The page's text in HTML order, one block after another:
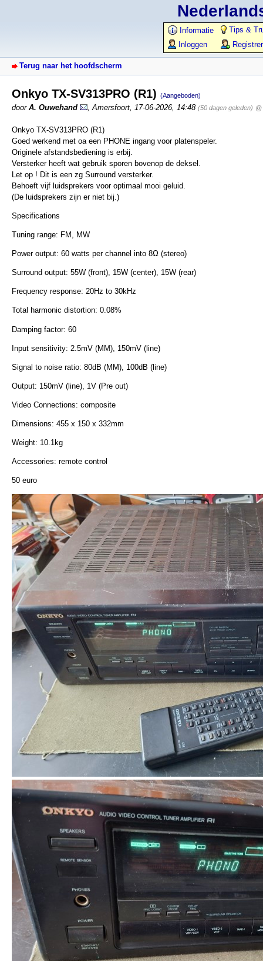
Informatie
Tips &
Inloggen
Terug naar het hoofdscherm
Onkyo TX-SV313PRO (R1) (Aangeboden)
door A. Ouwehand Amersfoort 17-06-2026, 14:48 (50 dagen geleden)
Onkyo TX-SV313PRO (R1)
Goed werkend met oa een PHONE ingang voor platenspeler.
Originele afstandsbediening is erbij.
Versterker heeft wat gebruik sporen bovenop de deksel.
Let op ! Dit is een zg Surround versterker.
Behoeft vijf luidsprekers voor optimaal mooi geluid.
(De luidsprekers zijn er niet bij.)
Specifications
Tuning range: FM, MW
Power output: 60 watts per channel into 8Ω (stereo)
Surround output: 55W (front), 15W (center), 15W (rear)
Frequency response: 20Hz to 30kHz
Total harmonic distortion: 0.08%
Damping factor: 60
Input sensitivity: 2.5mV (MM), 150mV (line)
Signal to noise ratio: 80dB (MM), 100dB (line)
Output: 150mV (line), 1V (Pre out)
Video Connections: composite
Dimensions: 455 x 150 x 332mm
Weight: 10.1kg
Accessories: remote control
50 euro